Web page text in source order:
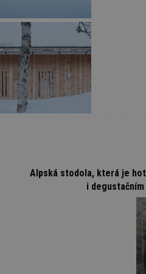
Alpská stodola, která je
i